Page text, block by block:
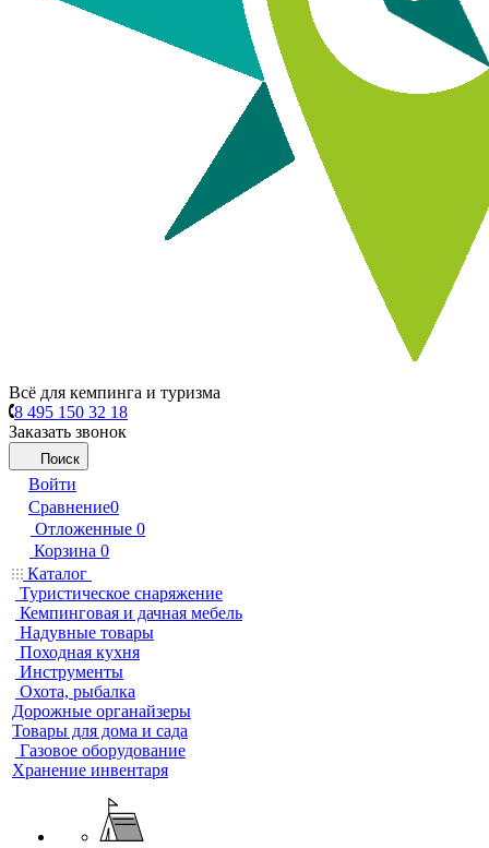
Всё для кемпинга и туризма
8 495 150 32 18
Заказать звонок
Поиск
Войти
Сравнение0
Отложенные 0
Корзина 0
Каталог
Туристическое снаряжение
Кемпинговая и дачная мебель
Надувные товары
Походная кухня
Инструменты
Охота, рыбалка
Дорожные органайзеры
Товары для дома и сада
Газовое оборудование
Хранение инвентаря